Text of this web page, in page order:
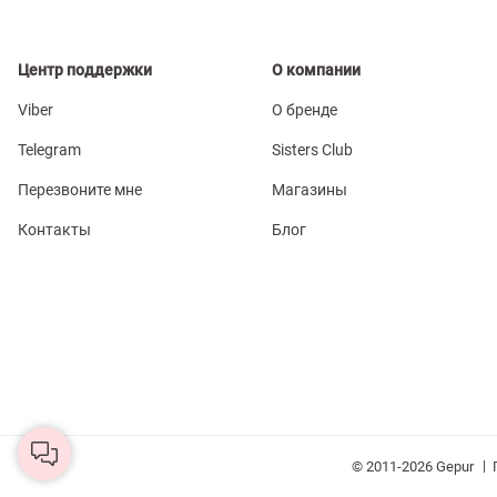
Центр поддержки
Viber
Telegram
Перезвоните мне
Контакты
О компании
О бренде
Sisters Club
Магазины
Блог
© 2011-2026 Gepur |